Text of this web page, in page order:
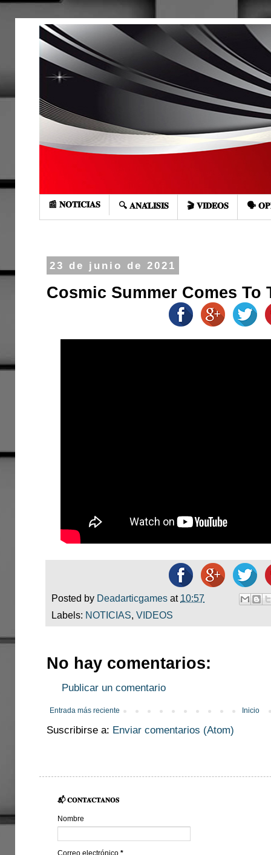
📰 𝐍𝐎𝐓𝐈𝐂𝐈𝐀𝐒 🔍 𝐀𝐍𝐀́𝐋𝐈𝐒𝐈𝐒 🎬 𝐕𝐈𝐃𝐄𝐎𝐒 🗣️
23 de junio de 2021
Cosmic Summer Comes To
Posted by Deadarticgames at 10:57
Labels: NOTICIAS, VIDEOS
No hay comentarios:
Publicar un comentario
Entrada más reciente Inicio
Suscribirse a: Enviar comentarios (Atom)
📬 𝐂𝐎𝐍𝐓𝐀́𝐂𝐓𝐀𝐍𝐎𝐒
Nombre